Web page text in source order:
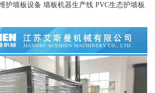
护墙板设备 墙板机器生产线 PVC生态护墙板